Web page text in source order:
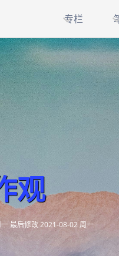
专栏
观
最后修改2021-08-02 周一